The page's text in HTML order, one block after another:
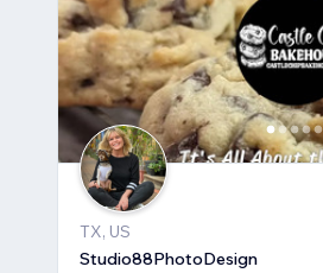
TX, US
Studio88PhotoDesign